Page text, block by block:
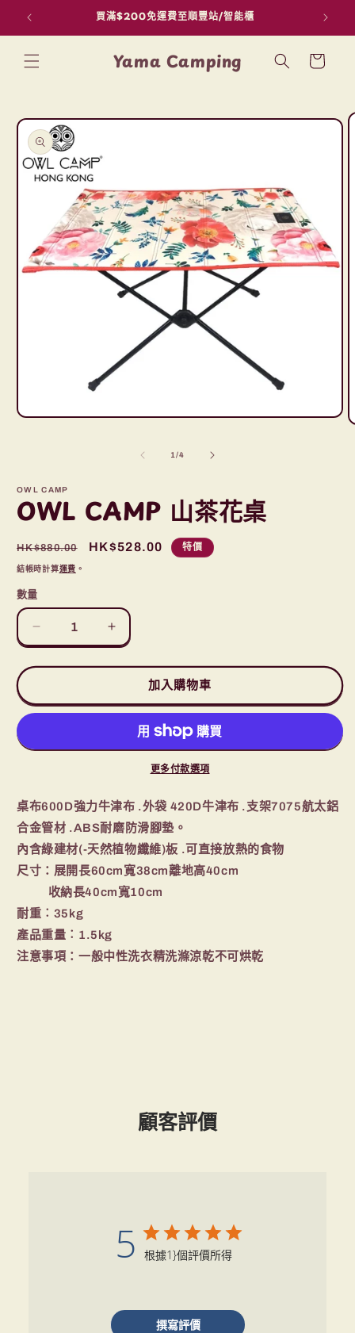
跳至內容 買滿$200免運費至順豐站/智能櫃
Yama Camping
物
略過產品
資訊
窗
中
開
多
體
檔
案
1
1//4
OWL CAMP
OWL CAMP 山茶花桌
定
價
HK$880.00
售
HK$528.00 特價
結帳時計算運費 。
數量
CAMP
山
花
數
少
OWL
CAMP
山
花
數
加
加入購物車
更多付款選項
桌布600D強力牛津布 .外袋 420D牛津布 .支架7075航太鋁
合金管材 .ABS耐磨防滑腳墊。
內含綠建材(-天然植物纖維)板 .可直接放熱的食物
尺寸：展開長60cm寬38cm離地高40cm
收納長40cm寬10cm
耐重︰35kg
產品重量︰1.5kg
注意事項：一般中性洗衣精洗滌涼乾不可烘乾
顧客評價
5 根據1}個評價所得
撰寫評價